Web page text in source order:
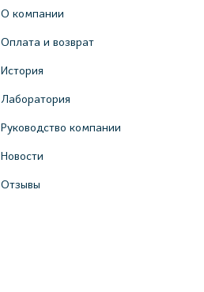
О компании
Оплата и возврат
История
Лаборатория
Руководство компании
Новости
Отзывы